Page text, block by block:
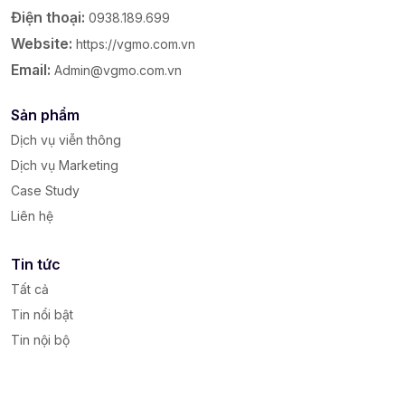
Điện thoại: 0938.189.699
Website: https://vgmo.com.vn
Email: Admin@vgmo.com.vn
Sản phẩm
Dịch vụ viễn thông
Dịch vụ Marketing
Case Study
Liên hệ
Tin tức
Tất cả
Tin nổi bật
Tin nội bộ